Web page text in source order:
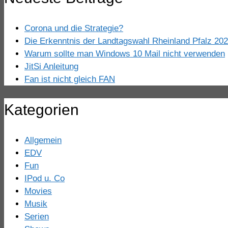
Corona und die Strategie?
Die Erkenntnis der Landtagswahl Rheinland Pfalz
Warum sollte man Windows 10 Mail nicht verwenden
JitSi Anleitung
Fan ist nicht gleich FAN
Kategorien
Allgemein
EDV
Fun
IPod u. Co
Movies
Musik
Serien